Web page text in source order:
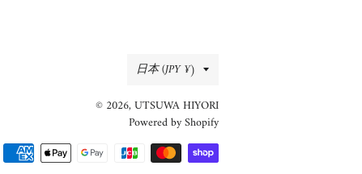
国/
地
域
日本 (JPY ¥)
© 2026, UTSUWA HIYORI
Powered by Shopify
済